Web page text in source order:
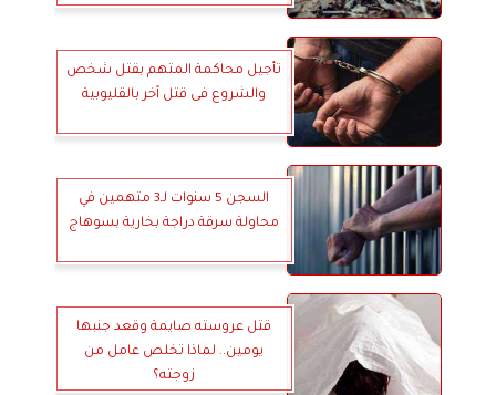
تأجيل محاكمة المتهم بقتل شخص
والشروع فى قتل آخر بالقليوبية
السجن 5 سنوات لـ3 متهمين في
محاولة سرقة دراجة بخارية بسوهاج
قتل عروسته صايمة وقعد جنبها
يومين.. لماذا تخلص عامل من
زوجته؟